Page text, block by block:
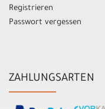
Registrieren
Passwort vergessen
ZAHLUNGSARTEN